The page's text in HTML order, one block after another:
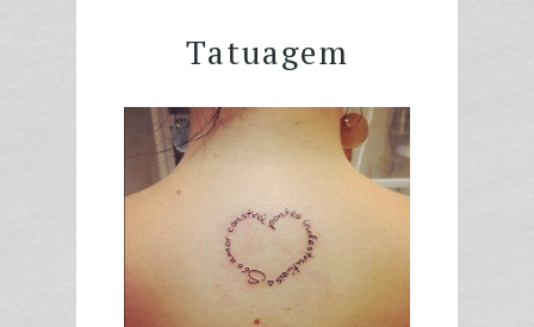
Tatuagem